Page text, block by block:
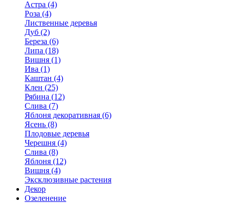
Астра (4)
Роза (4)
Лиственные деревья
Дуб (2)
Береза (6)
Липа (18)
Вишня (1)
Ива (1)
Каштан (4)
Клен (25)
Рябина (12)
Слива (7)
Яблоня декоративная (6)
Ясень (8)
Плодовые деревья
Черешня (4)
Слива (8)
Яблоня (12)
Вишня (4)
Эксклюзивные растения
Декор
Озеленение